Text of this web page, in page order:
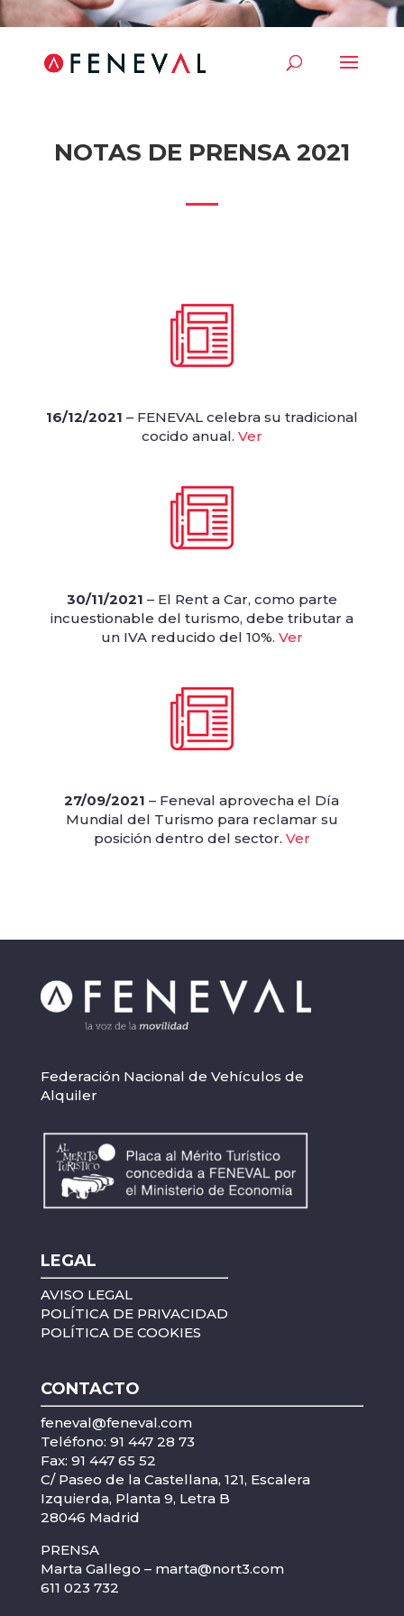
NOTAS DE PRENSA 2021
16/12/2021 – FENEVAL celebra su tradicional
cocido anual. Ver
30/11/2021 – El Rent a Car, como parte
incuestionable del turismo, debe tributar a
un IVA reducido del 10%. Ver
27/09/2021– Feneval aprovecha el Día
Mundial del Turismo para reclamar su
posición dentro del sector. Ver
Federación Nacional de Vehículos de
Alquiler
LEGAL
AVISO LEGAL
POLÍTICA DE PRIVACIDAD
POLÍTICA DE COOKIES
CONTACTO
feneval@feneval.com
Teléfono: 91 447 28 73
Fax: 91 447 65 52
C/ Paseo de la Castellana, 121, Escalera
Izquierda, Planta 9, Letra B
28046 Madrid
PRENSA
Marta Gallego – marta@nort3.com
611 023 732